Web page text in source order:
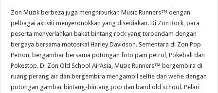
Zon Muzik berbeza juga menghiburkan Music Runners™ dengan
pelbagai aktiviti menyeronokkan yang disediakan. Di Zon Rock, para
peserta menyerlahkan bakat bintang rock yang terpendam dengan
bergaya bersama motosikal Harley Davidson. Sementara di Zon Pop
Petron, bergambar bersama potongan foto pam petrol, Pokeball dan
Pokestop. Di Zon Old School AirAsia, Music Runners™ bergembira di
ruang perang air dan bergembira mengambil selfie dan wefie dengan
potongan gambar bintang-bintang pop dan band old school. Pelari